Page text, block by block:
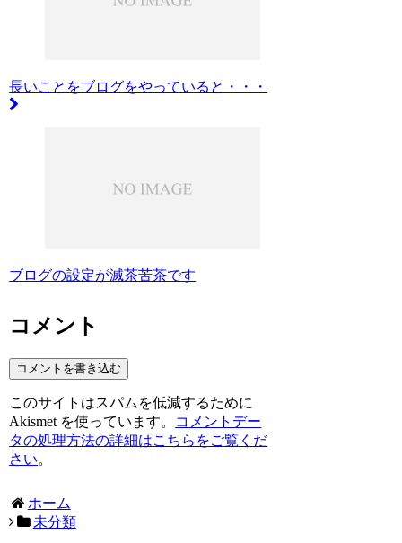
長いことをブログをやっていると・・・
ブログの設定が滅茶苦茶です
コメント
コメントを書き込む
このサイトはスパムを低減するために
Akismet を使っています。
コメントデー
タの処理方法の詳細はこちらをご覧くだ
さい。
ホーム
未分類